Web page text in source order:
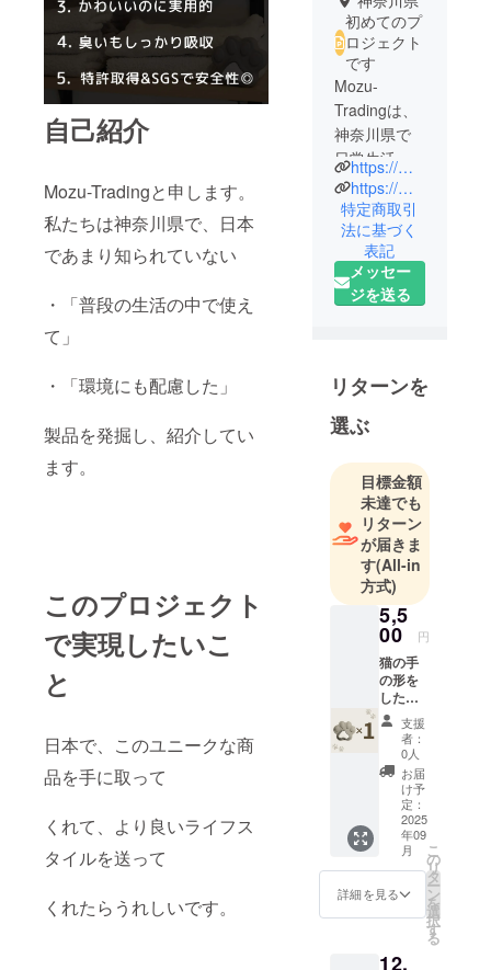
自己紹介
Mozu-Tradingと申します。
私たちは神奈川県で、日本
であまり知られていない
・「普段の生活の中で使え
て」
・「環境にも配慮した」
製品を発掘し、紹介してい
ます。
このプロジェクト
で実現したいこ
と
日本で、このユニークな商
品を手に取って
くれて、より良いライフス
タイルを送って
くれたらうれしいです。
初めてのプ
ロジェクト
です
Mozu-
Tradingは、
神奈川県で
日常生活で
使用でき
て、環境に
も配慮した
ユニークな
商品を
世界中から
として販売
していま
す。
現在は
偶然出会っ
たユニーク
な除湿剤を
取り扱って
います。
ぜひ、お手
にとって商
品の素晴ら
しさを体感
いただけれ
ば幸いで
https://mozu-trading.com/
https://mozu-trading.com/
特定商取引
法に基づく
表記
メッセー
ジを送る
リターンを
選ぶ
目標金額
未達でも
リターン
が届きま
す(All-in
方式)
5,5
00 円
猫の手
の形を
した、
除湿剤1
個 で
す。
支援
者：
0人
お届
け予
定：
2025
年09
月
詳細を見る
こ
の
リ
タ
ー
ン
を
選
択
す
る
12,